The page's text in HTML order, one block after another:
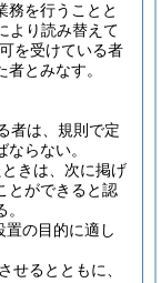
務を行うことと
より読み替えて
を受けている者
とみなす。
者は、規則で定
らない。
きは、次に掲げ
とができると認
置の目的に適し
せるとともに、